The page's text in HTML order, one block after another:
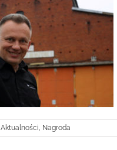
Aktualności, Nagroda